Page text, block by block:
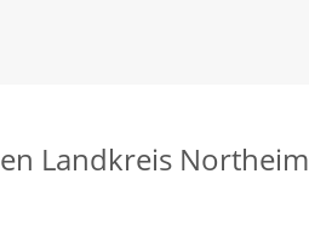
Landkreis Northeim